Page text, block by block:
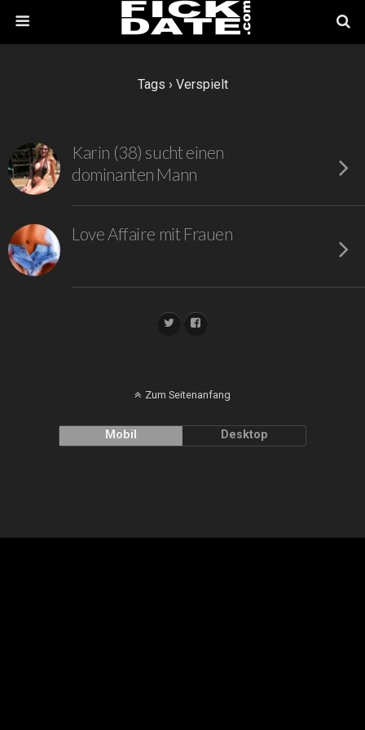
Tags › Verspielt
Karin (38) sucht einen
dominanten Mann
Love Affaire mit Frauen
Zum Seitenanfang
Mobil Desktop